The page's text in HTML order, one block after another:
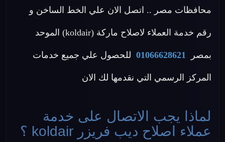
محافظات مصر .. اتصل الان علي الخط الساخن و
رقم خدمة العملاء لاصلاح ماركة (koldair) الموحد
بمصر 01066628621 للحصول علي جميع خدمات
المركز الرسمي التي نقدمها لك الان
لماذا يجب الاتصال على خدمة
عملاء اصلاح ديب فريزر koldair ؟